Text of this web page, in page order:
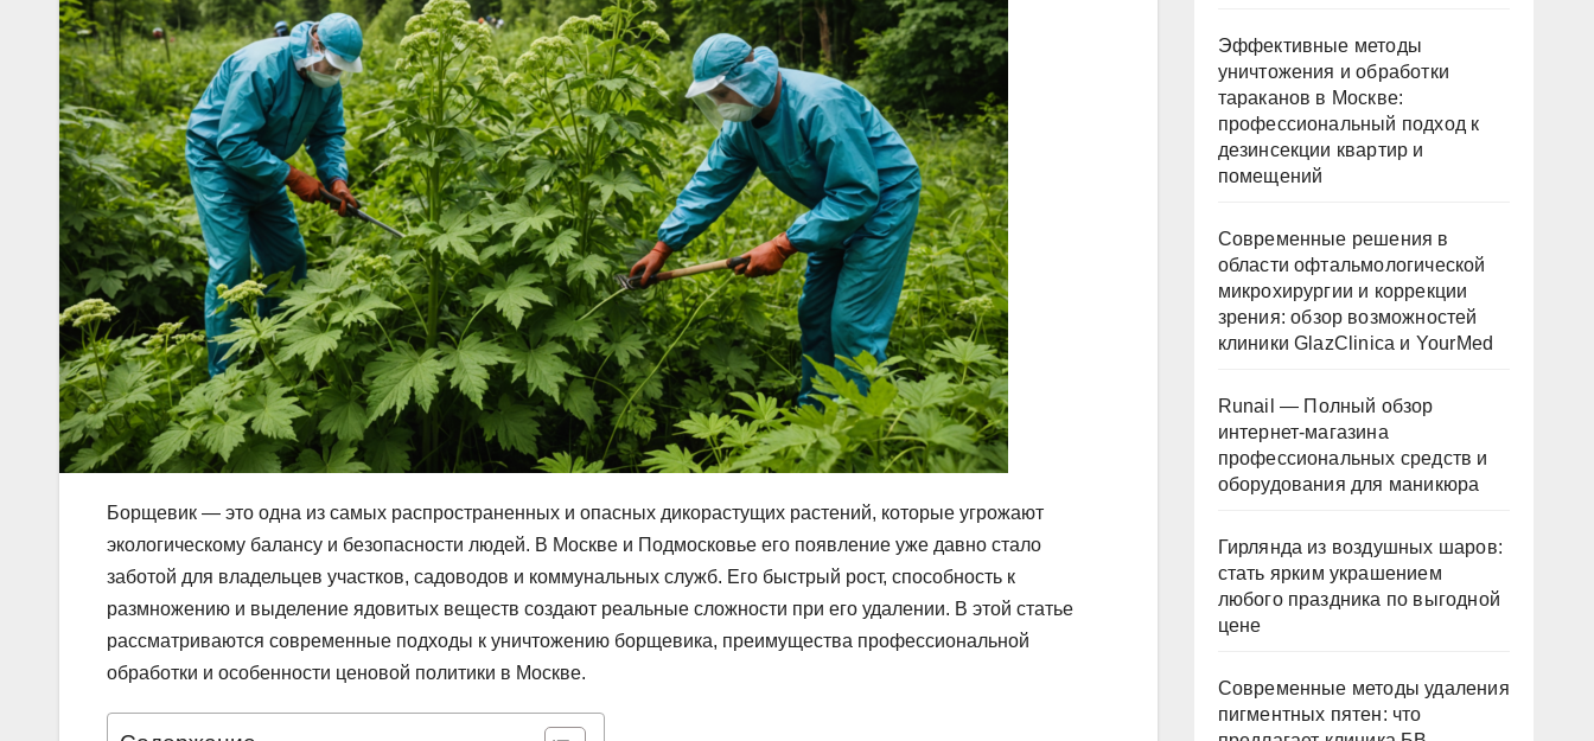
Борщевик — это одна из самых распространенных и опасных дикорастущих растений, которые угрожают
экологическому балансу и безопасности людей. В Москве и Подмосковье его появление уже давно стало
заботой для владельцев участков, садоводов и коммунальных служб. Его быстрый рост, способность к
размножению и выделение ядовитых веществ создают реальные сложности при его удалении. В этой статье
рассматриваются современные подходы к уничтожению борщевика, преимущества профессиональной
обработки и особенности ценовой политики в Москве.
Эффективные методы
уничтожения и обработки
тараканов в Москве:
профессиональный подход к
дезинсекции квартир и
помещений
Современные решения в
области офтальмологической
микрохирургии и коррекции
зрения: обзор возможностей
клиники GlazClinica и YourMed
Runail — Полный обзор
интернет-магазина
профессиональных средств и
оборудования для маникюра
Гирлянда из воздушных шаров:
стать ярким украшением
любого праздника по выгодной
цене
Современные методы удаления
пигментных пятен: что